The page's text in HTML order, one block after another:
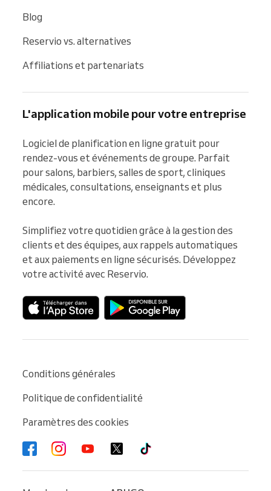
Blog
Reservio vs. alternatives
Affiliations et partenariats
L'application mobile pour votre entreprise
Logiciel de planification en ligne gratuit pour
rendez-vous et événements de groupe. Parfait
pour salons, barbiers, salles de sport, cliniques
médicales, consultations, enseignants et plus
encore.
Simplifiez votre quotidien grâce à la gestion des
clients et des équipes, aux rappels automatiques
et aux paiements en ligne sécurisés. Développez
votre activité avec Reservio.
Conditions générales
Politique de confidentialité
Paramètres des cookies